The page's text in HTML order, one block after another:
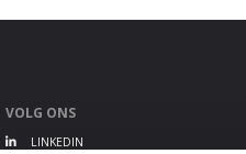
VOLG ONS
LINKEDIN